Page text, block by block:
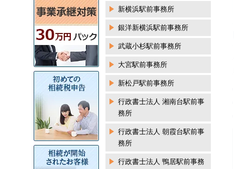
新横浜駅前事務所
銀洋新横浜駅前事務所
武蔵小杉駅前事務所
大宮駅前事務所
新松戸駅前事務所
行政書士法人 湘南台駅前事
務所
行政書士法人 朝霞台駅前事
務所
行政書士法人 鴨居駅前事務